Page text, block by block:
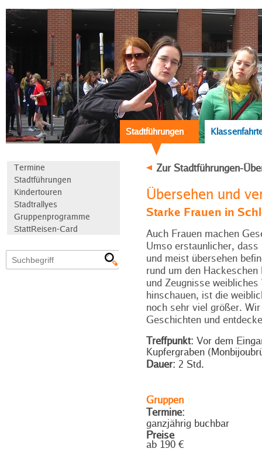
Stadtführungen
Termine
Stadtführungen
Kindertouren
Stadtrallyes
Gruppenprogramme
StattReisen-Card
Zur Stadtführungen-
Übersehen und
Starke Frauen in
Auch Frauen machen
Umso erstaunlicher,
und meist übersehen
rund um den
und Zeugnisse
hinschauen, ist die
noch sehr viel größer.
Geschichten und
Treffpunkt: Vor dem
Kupfergraben
Dauer: 2 Std.
Gruppen
Termine:
ganzjährig buchbar
Preise
ab 190 €